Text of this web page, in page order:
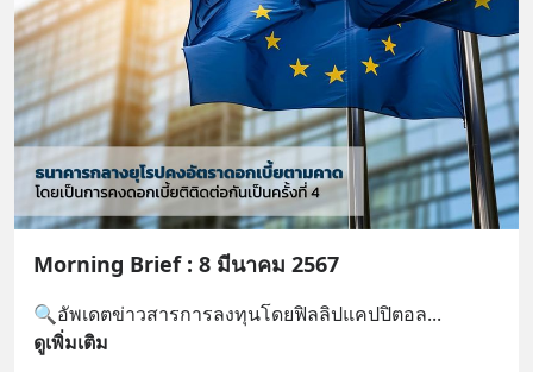
Morning Brief : 8 มีนาคม 2567
🔍อัพเดตข่าวสารการลงทุนโดยฟิลลิปแคปปิตอล...
ดูเพิ่มเติม